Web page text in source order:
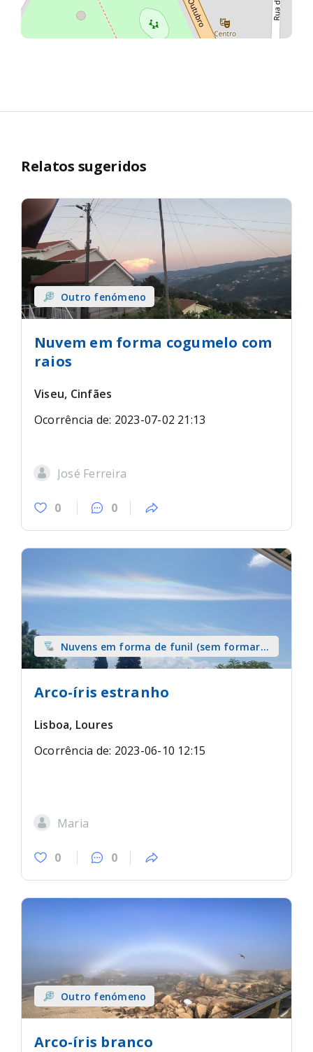
Relatos sugeridos
Outro fenómeno
Nuvem em forma cogumelo com
raios
Viseu, Cinfães
Ocorrência de: 2023-07-02 21:13
José Ferreira
0 0
Nuvens em forma de funil (sem formar
tromba) sobre terra
Arco-íris estranho
Lisboa, Loures
Ocorrência de: 2023-06-10 12:15
Maria
0 0
Outro fenómeno
Arco-íris branco